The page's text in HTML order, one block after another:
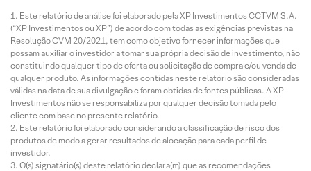
Este relatório de análise foi elaborado pela XP Investimentos CCTVM S.A.
(“XP Investimentos ou XP”) de acordo com todas as exigências previstas na
Resolução CVM 20/2021, tem como objetivo fornecer informações que
possam auxiliar o investidor a tomar sua própria decisão de investimento, não
constituindo qualquer tipo de oferta ou solicitação de compra e/ou venda de
qualquer produto. As informações contidas neste relatório são consideradas
válidas na data de sua divulgação e foram obtidas de fontes públicas. A XP
Investimentos não se responsabiliza por qualquer decisão tomada pelo
cliente com base no presente relatório.
Este relatório foi elaborado considerando a classificação de risco dos
produtos de modo a gerar resultados de alocação para cada perfil de
investidor.
O(s) signatário(s) deste relatório declara(m) que as recomendações